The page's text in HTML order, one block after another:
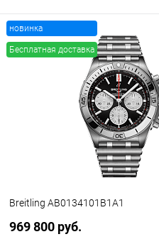
новинка
Бесплатная доставка
Breitling AB0134101B1A1
969 800 руб.